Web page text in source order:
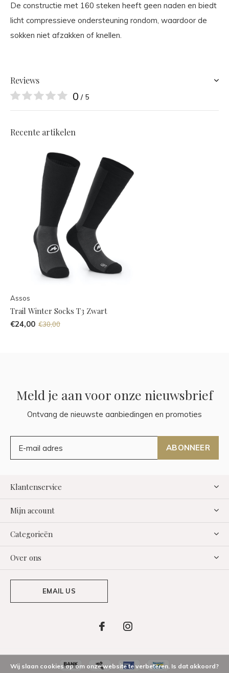
De constructie met 160 steken heeft geen naden en biedt
licht compressieve ondersteuning rondom, waardoor de
sokken niet afzakken of knellen.
Reviews
0 / 5
Recente artikelen
Assos
Trail Winter Socks T3 Zwart
€24,00 €30,00
Meld je aan voor onze nieuwsbrief
Ontvang de nieuwste aanbiedingen en promoties
ABONNEER
Klantenservice
Mijn account
Categorieën
Over ons
EMAIL US
Wij slaan cookies op om onze website te verbeteren. Is dat akkoord?